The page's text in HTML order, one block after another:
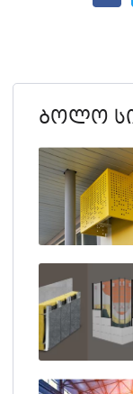
ბოლო